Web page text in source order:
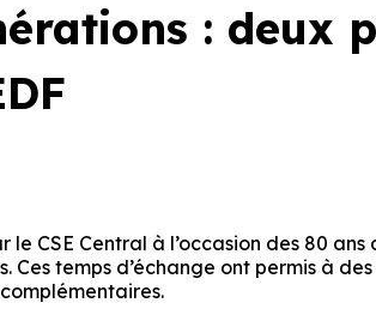
: deux
CSE Central à l’occasion des 80
Ces temps d’échange ont permis à